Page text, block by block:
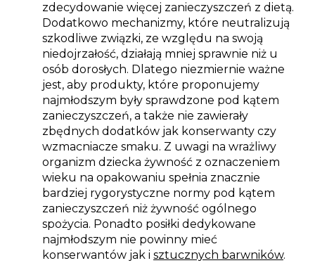
zdecydowanie więcej zanieczyszczeń z dietą.
Dodatkowo mechanizmy, które neutralizują
szkodliwe związki, ze względu na swoją
niedojrzałość, działają mniej sprawnie niż u
osób dorosłych. Dlatego niezmiernie ważne
jest, aby produkty, które proponujemy
najmłodszym były sprawdzone pod kątem
zanieczyszczeń, a także nie zawierały
zbędnych dodatków jak konserwanty czy
wzmacniacze smaku. Z uwagi na wrażliwy
organizm dziecka żywność z oznaczeniem
wieku na opakowaniu spełnia znacznie
bardziej rygorystyczne normy pod kątem
zanieczyszczeń niż żywność ogólnego
spożycia. Ponadto posiłki dedykowane
najmłodszym nie powinny mieć
konserwantów jak i sztucznych barwników.